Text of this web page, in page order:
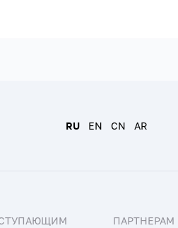
RU EN CN AR
ПАРТНЕРАМ